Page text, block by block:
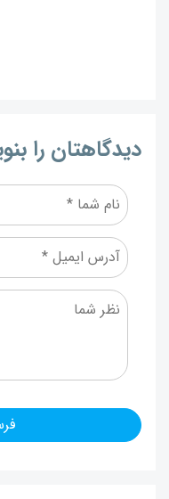
دیدگاهتان را